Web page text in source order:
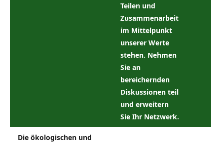
Teilen und
Zusammenarbeit
im Mittelpunkt
unserer Werte
stehen. Nehmen
Sie an
bereichernden
Diskussionen teil
und erweitern
Sie Ihr Netzwerk.
Die ökologischen und